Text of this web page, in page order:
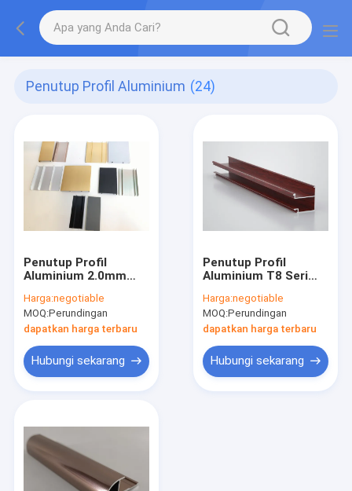
Penutup Profil Aluminium (24)
Penutup Profil
Aluminium 2.0mm
Tingkap
Harga:negotiable
MOQ:Perundingan
dapatkan harga terbaru
Hubungi sekarang
Penutup Profil
Aluminium T8 Seri
Harga:negotiable
MOQ:Perundingan
dapatkan harga terbaru
Hubungi sekarang